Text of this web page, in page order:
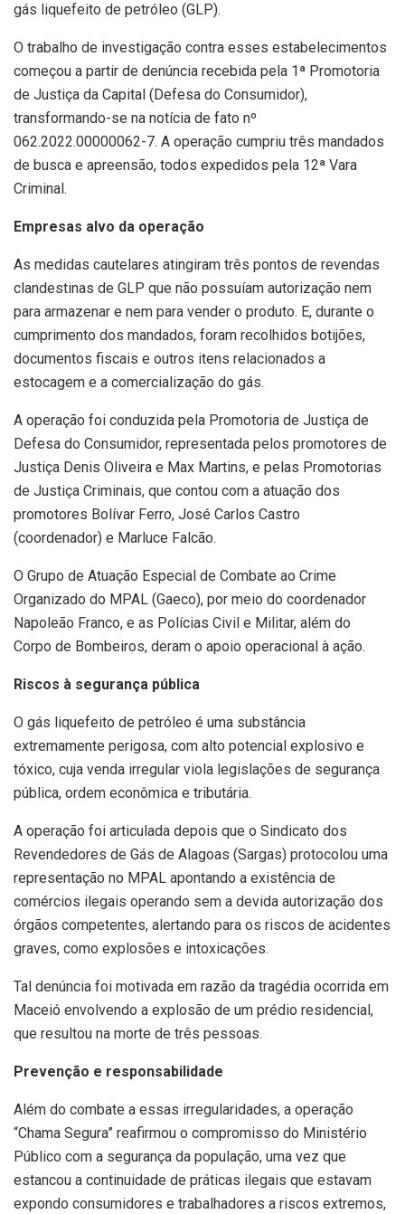
gás liquefeito de petróleo (GLP).
O trabalho de investigação contra esses estabelecimentos
começou a partir de denúncia recebida pela 1ª Promotoria
de Justiça da Capital (Defesa do Consumidor),
transformando-se na notícia de fato nº
062.2022.00000062-7. A operação cumpriu três mandados
de busca e apreensão, todos expedidos pela 12ª Vara
Criminal.
Empresas alvo da operação
As medidas cautelares atingiram três pontos de revendas
clandestinas de GLP que não possuíam autorização nem
para armazenar e nem para vender o produto. E, durante o
cumprimento dos mandados, foram recolhidos botijões,
documentos fiscais e outros itens relacionados a
estocagem e a comercialização do gás.
A operação foi conduzida pela Promotoria de Justiça de
Defesa do Consumidor, representada pelos promotores de
Justiça Denis Oliveira e Max Martins, e pelas Promotorias
de Justiça Criminais, que contou com a atuação dos
promotores Bolívar Ferro, José Carlos Castro
(coordenador) e Marluce Falcão.
O Grupo de Atuação Especial de Combate ao Crime
Organizado do MPAL (Gaeco), por meio do coordenador
Napoleão Franco, e as Polícias Civil e Militar, além do
Corpo de Bombeiros, deram o apoio operacional à ação.
Riscos à segurança pública
O gás liquefeito de petróleo é uma substância
extremamente perigosa, com alto potencial explosivo e
tóxico, cuja venda irregular viola legislações de segurança
pública, ordem econômica e tributária.
A operação foi articulada depois que o Sindicato dos
Revendedores de Gás de Alagoas (Sargas) protocolou uma
representação no MPAL apontando a existência de
comércios ilegais operando sem a devida autorização dos
órgãos competentes, alertando para os riscos de acidentes
graves, como explosões e intoxicações.
Tal denúncia foi motivada em razão da tragédia ocorrida em
Maceió envolvendo a explosão de um prédio residencial,
que resultou na morte de três pessoas.
Prevenção e responsabilidade
Além do combate a essas irregularidades, a operação
“Chama Segura” reafirmou o compromisso do Ministério
Público com a segurança da população, uma vez que
estancou a continuidade de práticas ilegais que estavam
expondo consumidores e trabalhadores a riscos extremos,